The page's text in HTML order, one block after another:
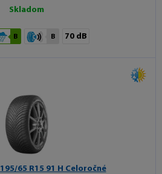
Skladom
B B 70 dB
195/65 R15 91 H Celoročné